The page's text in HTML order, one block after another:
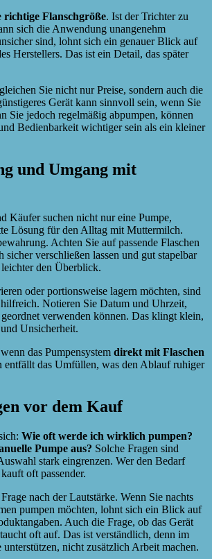
richtige Flanschgröße. Ist der Trichter zu
sich die Anwendung unangenehm
sind, lohnt sich ein genauer Blick auf
Herstellers. Das ist ein Detail, das später
Sie nicht nur Preise, sondern auch die
Gerät kann sinnvoll sein, wenn Sie
Sie jedoch regelmäßig abpumpen, können
Bedienbarkeit wichtiger sein als ein kleiner
und Umgang mit
Käufer suchen nicht nur eine Pumpe,
Lösung für den Alltag mit Muttermilch.
Achten Sie auf passende Flaschen
sicher verschließen lassen und gut stapelbar
den Überblick.
oder portionsweise lagern möchten, sind
Notieren Sie Datum und Uhrzeit,
verwenden können. Das klingt klein,
Unsicherheit.
das Pumpensystem direkt mit Flaschen
entfällt das Umfüllen, was den Ablauf ruhiger
vor dem Kauf
Wie oft werde ich wirklich pumpen?
Pumpe aus? Solche Fragen sind
stark eingrenzen. Wer den Bedarf
oft passender.
nach der Lautstärke. Wenn Sie nachts
pumpen möchten, lohnt sich ein Blick auf
Auch die Frage, ob das Gerät
oft auf. Das ist verständlich, denn im
nicht zusätzlich Arbeit machen.